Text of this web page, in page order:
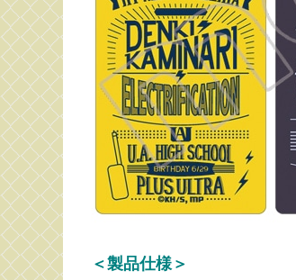
＜製品仕様＞